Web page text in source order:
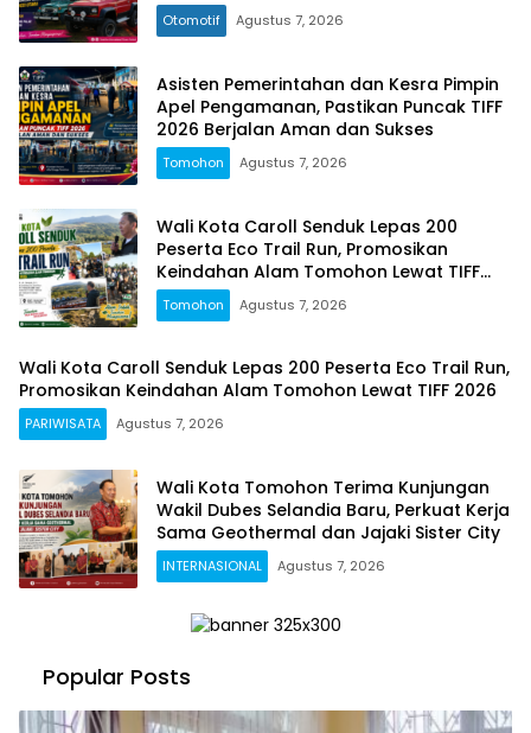
Otomotif Agustus 7, 2026
Asisten Pemerintahan dan Kesra Pimpin
Apel Pengamanan, Pastikan Puncak TIFF
2026 Berjalan Aman dan Sukses
Tomohon Agustus 7, 2026
Wali Kota Caroll Senduk Lepas 200
Peserta Eco Trail Run, Promosikan
Keindahan Alam Tomohon Lewat TIFF
2026
Tomohon Agustus 7, 2026
Wali Kota Caroll Senduk Lepas 200 Peserta Eco Trail Run,
Promosikan Keindahan Alam Tomohon Lewat TIFF 2026
PARIWISATA Agustus 7, 2026
Wali Kota Tomohon Terima Kunjungan
Wakil Dubes Selandia Baru, Perkuat Kerja
Sama Geothermal dan Jajaki Sister City
INTERNASIONAL Agustus 7, 2026
Popular Posts